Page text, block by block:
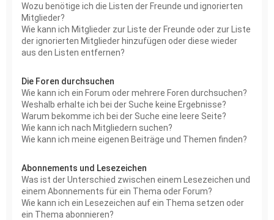
Wozu benötige ich die Listen der Freunde und ignorierten
Mitglieder?
Wie kann ich Mitglieder zur Liste der Freunde oder zur Liste
der ignorierten Mitglieder hinzufügen oder diese wieder
aus den Listen entfernen?
Die Foren durchsuchen
Wie kann ich ein Forum oder mehrere Foren durchsuchen?
Weshalb erhalte ich bei der Suche keine Ergebnisse?
Warum bekomme ich bei der Suche eine leere Seite?
Wie kann ich nach Mitgliedern suchen?
Wie kann ich meine eigenen Beiträge und Themen finden?
Abonnements und Lesezeichen
Was ist der Unterschied zwischen einem Lesezeichen und
einem Abonnements für ein Thema oder Forum?
Wie kann ich ein Lesezeichen auf ein Thema setzen oder
ein Thema abonnieren?